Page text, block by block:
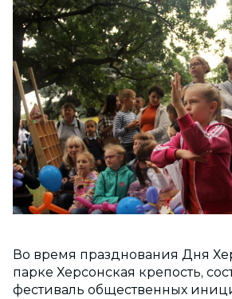
Во время празднования Дня
парке Херсонская крепость,
фестиваль общественных